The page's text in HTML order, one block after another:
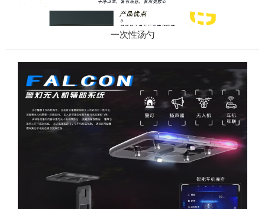
一次性汤勺